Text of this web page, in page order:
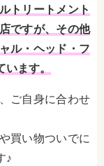
トリートメント
ですが、その他
ル・ヘッド・フ
ます。
ご自身に合わせ
買い物ついでに
♪